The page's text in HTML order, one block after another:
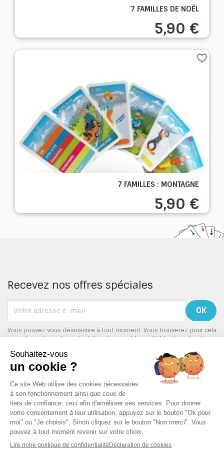
7 FAMILLES DE NOËL
5,90 €
7 FAMILLES : MONTAGNE
5,90 €
favorite_border
Recevez nos offres spéciales
Vous pouvez vous désinscrire à tout moment. Vous trouverez pour cela
nos informations de contact dans les conditions d'utilisation du site.
PRODUITS
NOTRE SOCIÉTÉ 
VOTRE COMPTE